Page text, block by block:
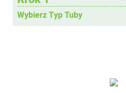
Wybierz Typ Tuby